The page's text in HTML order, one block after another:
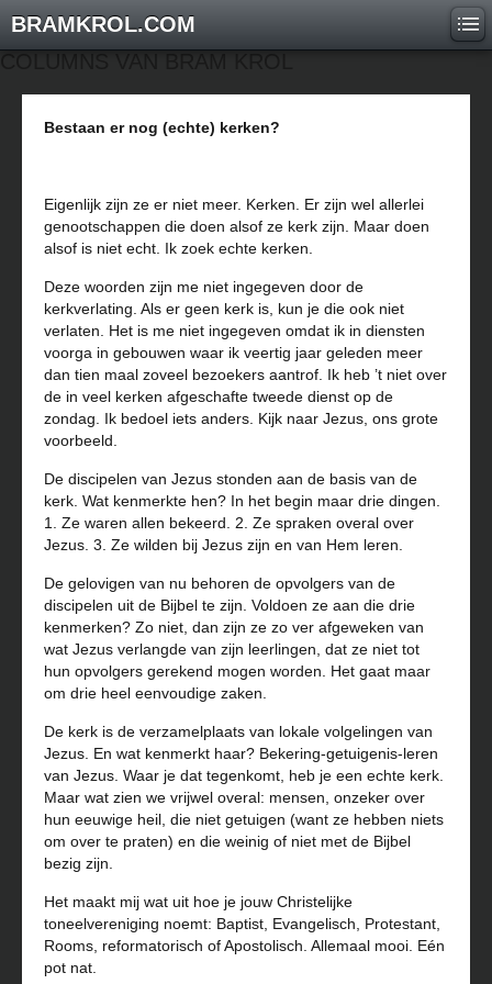
BRAMKROL.COM
Bestaan er nog (echte) kerken?
Eigenlijk zijn ze er niet meer. Kerken. Er zijn wel allerlei
genootschappen die doen alsof ze kerk zijn. Maar doen
alsof is niet echt. Ik zoek echte kerken.
Deze woorden zijn me niet ingegeven door de
kerkverlating. Als er geen kerk is, kun je die ook niet
verlaten. Het is me niet ingegeven omdat ik in diensten
voorga in gebouwen waar ik veertig jaar geleden meer
dan tien maal zoveel bezoekers aantrof. Ik heb ’t niet over
de in veel kerken afgeschafte tweede dienst op de
zondag. Ik bedoel iets anders. Kijk naar Jezus, ons grote
voorbeeld.
De discipelen van Jezus stonden aan de basis van de
kerk. Wat kenmerkte hen? In het begin maar drie dingen.
1. Ze waren allen bekeerd. 2. Ze spraken overal over
Jezus. 3. Ze wilden bij Jezus zijn en van Hem leren.
De gelovigen van nu behoren de opvolgers van de
discipelen uit de Bijbel te zijn. Voldoen ze aan die drie
kenmerken? Zo niet, dan zijn ze zo ver afgeweken van
wat Jezus verlangde van zijn leerlingen, dat ze niet tot
hun opvolgers gerekend mogen worden. Het gaat maar
om drie heel eenvoudige zaken.
De kerk is de verzamelplaats van lokale volgelingen van
Jezus. En wat kenmerkt haar? Bekering-getuigenis-leren
van Jezus. Waar je dat tegenkomt, heb je een echte kerk.
Maar wat zien we vrijwel overal: mensen, onzeker over
hun eeuwige heil, die niet getuigen (want ze hebben niets
om over te praten) en die weinig of niet met de Bijbel
bezig zijn.
Het maakt mij wat uit hoe je jouw Christelijke
toneelvereniging noemt: Baptist, Evangelisch, Protestant,
Rooms, reformatorisch of Apostolisch. Allemaal mooi. Eén
pot nat.